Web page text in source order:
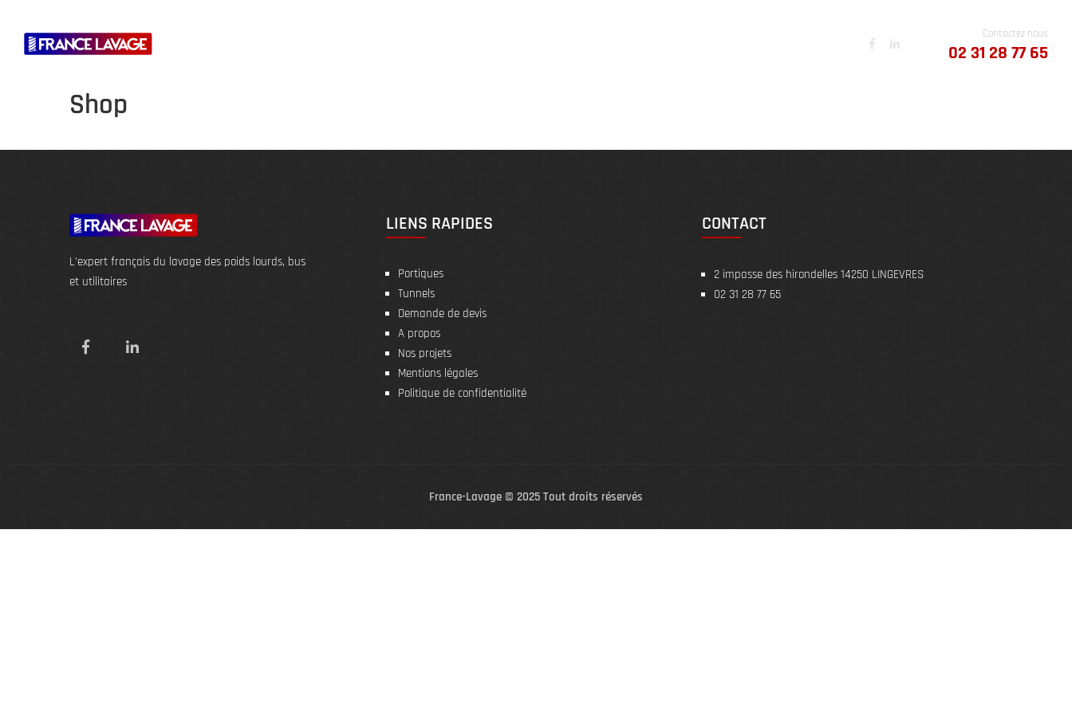
Contactez nous
02 31 28 77 65
Shop
L’expert français du lavage des poids lourds, bus
et utilitaires
LIENS RAPIDES
Portiques
Tunnels
Demande de devis
A propos
Nos projets
Mentions légales
Politique de confidentialité
CONTACT
2 impasse des hirondelles 14250 LINGEVRES
02 31 28 77 65
France-Lavage © 2025 Tout droits réservés